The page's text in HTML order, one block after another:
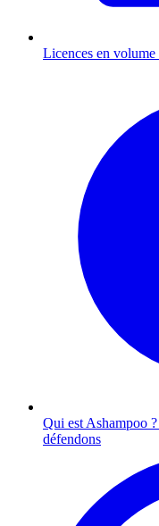
Licences en volume
Qui est Ashampoo ?
défendons